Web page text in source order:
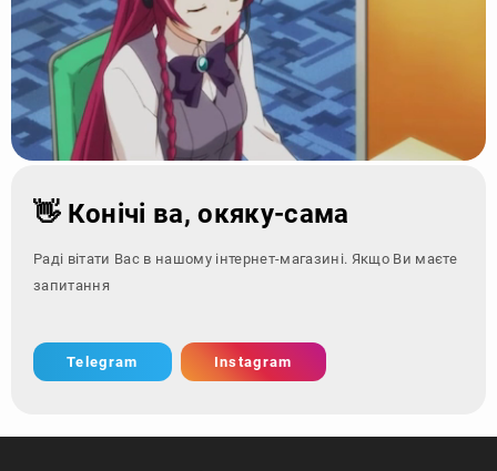
👋 Конічі ва, окяку-сама
Раді вітати Вас в нашому інтернет-магазині. Якщо Ви маєте
запитання - зверніться
Telegram Instagram